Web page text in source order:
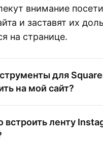
внимание
и заставят их
на странице.
для
на мой сайт?
встроить ленту